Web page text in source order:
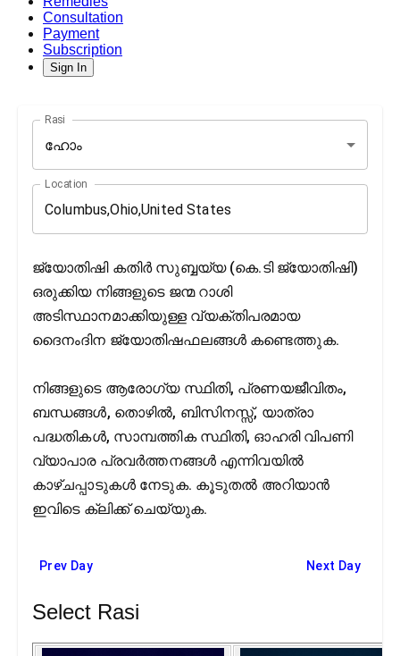
Consultation
Payment
Subscription
Sign In
Rasi
ഹോം
Location
ജ്യോതിഷി കതിര്‍ സുബ്ബയ്യ (കെ.ടി ജ്യോതിഷി)
ഒരുക്കിയ നിങ്ങളുടെ ജന്മ റാശി
അടിസ്ഥാനമാക്കിയുള്ള വ്യക്തിപരമായ
ദൈനംദിന ജ്യോതിഷഫലങ്ങള്‍ കണ്ടെത്തുക.
നിങ്ങളുടെ ആരോഗ്യ സ്ഥിതി, പ്രണയജീവിതം,
ബന്ധങ്ങൾ, തൊഴില്‍, ബിസിനസ്സ്, യാത്രാ
പദ്ധതികൾ, സാമ്പത്തിക സ്ഥിതി, ഓഹരി വിപണി
വ്യാപാര പ്രവര്‍ത്തനങ്ങള്‍ എന്നിവയിൽ
കാഴ്ചപ്പാടുകൾ നേടുക. കൂടുതല്‍ അറിയാന്‍
ഇവിടെ ക്ലിക്ക് ചെയ്യുക.
Prev Day Next Day
Select Rasi